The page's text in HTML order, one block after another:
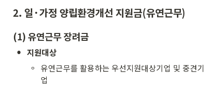
2. 일·가정 양립환경개선 지원금(유연근무)
(1) 유연근무 장려금
• 지원대상
◦ 유연근무를 활용하는 우선지원대상기업 및 중견기
업